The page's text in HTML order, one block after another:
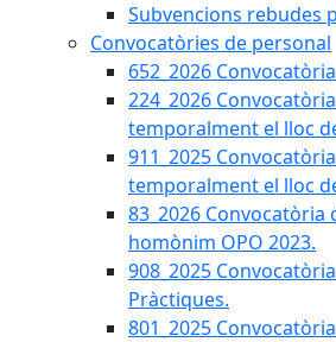
Subvencions rebudes
Convocatòries de personal
652_2026
224_2026
temporalment el lloc
911_2025
temporalment el lloc
83_2026
homònim OPO 2023.
908_2025
Pràctiques.
801_2025